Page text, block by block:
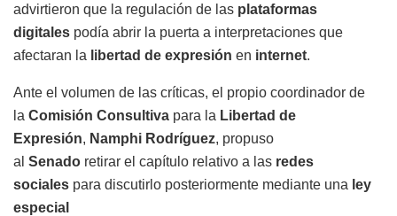
advirtieron que la regulación de las plataformas
digitales podía abrir la puerta a interpretaciones que
afectaran la libertad de expresión en internet.
Ante el volumen de las críticas, el propio coordinador de
la Comisión Consultiva para la Libertad de
Expresión, Namphi Rodríguez, propuso
al Senado retirar el capítulo relativo a las redes
sociales para discutirlo posteriormente mediante una ley
especial